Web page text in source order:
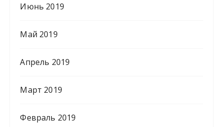
Июнь 2019
Май 2019
Апрель 2019
Март 2019
Февраль 2019